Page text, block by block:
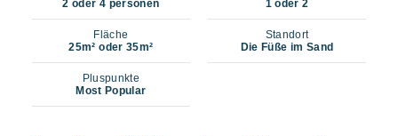
2 oder 4 personen
1 oder 2
Fläche
25m² oder 35m²
Standort
Die Füße im Sand
Pluspunkte
Most Popular